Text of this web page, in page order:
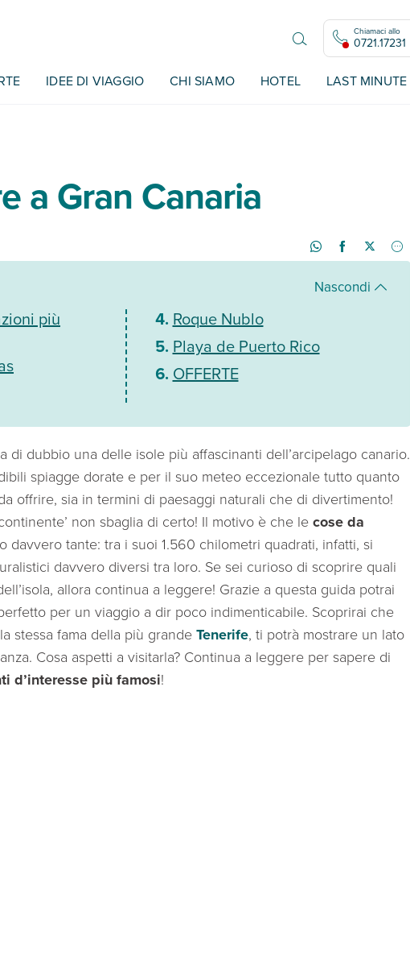
Chiamaci allo
0721.17231
IDEE DI VIAGGIO CHI SIAMO HOTEL LAST MINUTE
a Gran Canaria
Nascondi
più
Roque Nublo
Playa de Puerto Rico
OFFERTE
di dubbio una delle isole più affascinanti dell’arcipelago canario.
spiagge dorate e per il suo meteo eccezionale tutto quanto
offrire, sia in termini di paesaggi naturali che di divertimento!
non sbaglia di certo! Il motivo è che lecose da
davvero tante: tra i suoi 1.560 chilometri quadrati, infatti, si
davvero diversi tra loro. Se sei curioso di scoprire quali
allora continua a leggere! Grazie a questa guida potrai
per un viaggio a dir poco indimenticabile. Scoprirai che
stessa fama della più grandeTenerife, ti potrà mostrare un lato
Cosa aspetti a visitarla? Continua a leggere per sapere di
d’interesse più famosi!